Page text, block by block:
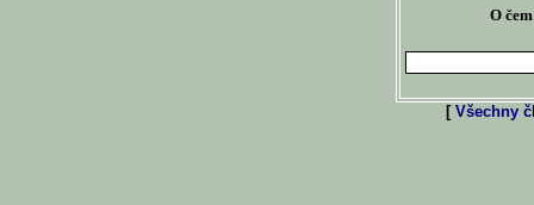
O
[ Všechny